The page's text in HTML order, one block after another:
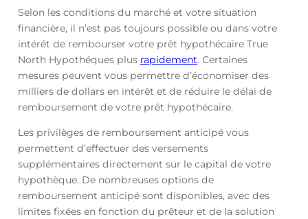
Selon les conditions du marché et votre situation
financière, il n’est pas toujours possible ou dans votre
intérêt de rembourser votre prêt hypothécaire True
North Hypothéques plus rapidement. Certaines
mesures peuvent vous permettre d’économiser des
milliers de dollars en intérêt et de réduire le délai de
remboursement de votre prêt hypothécaire.
Les privilèges de remboursement anticipé vous
permettent d’effectuer des versements
supplémentaires directement sur le capital de votre
hypothèque. De nombreuses options de
remboursement anticipé sont disponibles, avec des
limites fixées en fonction du prêteur et de la solution